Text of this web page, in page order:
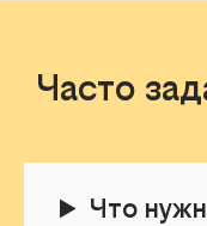
Часто
Что